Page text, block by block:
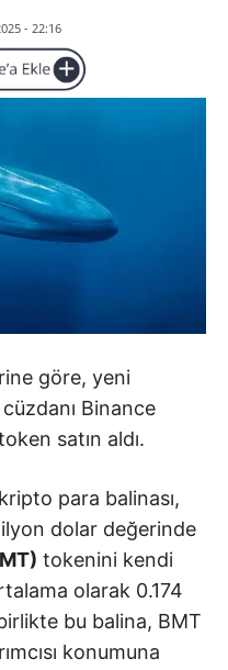
- 22:16
göre, yeni
Binance
satın aldı.
para balinası,
dolar değerinde
tokenini kendi
olarak 0.174
bu balina, BMT
konumuna